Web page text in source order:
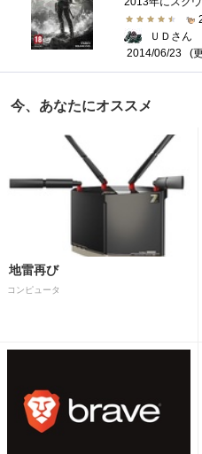
ＵＤさん
2014/06/23
(
今、あなたにオススメ
地雷再び
コンピュータ